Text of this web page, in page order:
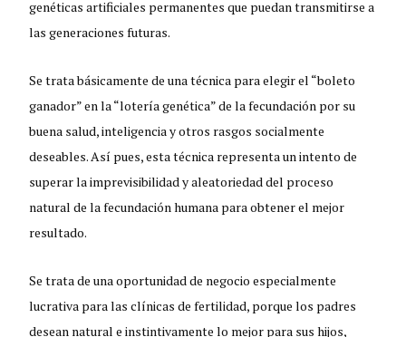
genéticas artificiales permanentes que puedan transmitirse a
las generaciones futuras.
Se trata básicamente de una técnica para elegir el “boleto
ganador” en la “lotería genética” de la fecundación por su
buena salud, inteligencia y otros rasgos socialmente
deseables. Así pues, esta técnica representa un intento de
superar la imprevisibilidad y aleatoriedad del proceso
natural de la fecundación humana para obtener el mejor
resultado.
Se trata de una oportunidad de negocio especialmente
lucrativa para las clínicas de fertilidad, porque los padres
desean natural e instintivamente lo mejor para sus hijos,